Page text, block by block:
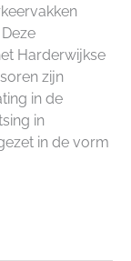
Harderwijkse
zijn
in de
in
in de vorm